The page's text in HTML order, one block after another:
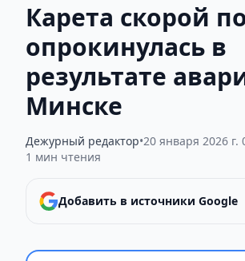
Карета скорой
опрокинулась в
результате
Минске
Дежурный редактор•20 января 2026 г.
1 мин чтения
Добавить в источники Google